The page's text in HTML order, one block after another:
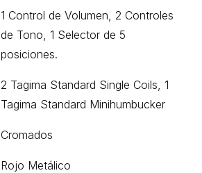
1 Control de Volumen, 2 Controles
de Tono, 1 Selector de 5
posiciones.
2 Tagima Standard Single Coils, 1
Tagima Standard Minihumbucker
Cromados
Rojo Metálico